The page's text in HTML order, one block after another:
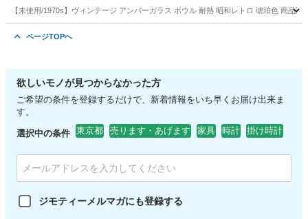
【未使用/1970s】ヴィンテージ アンバーガラス ボウル 耐熱 昭和レトロ 琥珀色 商品
ページTOPへ
欲しいモノが見つからなかった方
ご希望の条件を登録するだけで、新着情報をいち早くお届け出来ま
す。
選択中の条件 東京都 売ります・あげます 家具 時計 掛け時計
ジモティーメルマガにも登録する